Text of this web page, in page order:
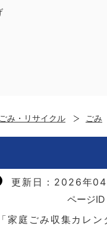
ごみ・リサイクル ごみ
更新日：2026年04
ページID
家庭ごみ収集カレン